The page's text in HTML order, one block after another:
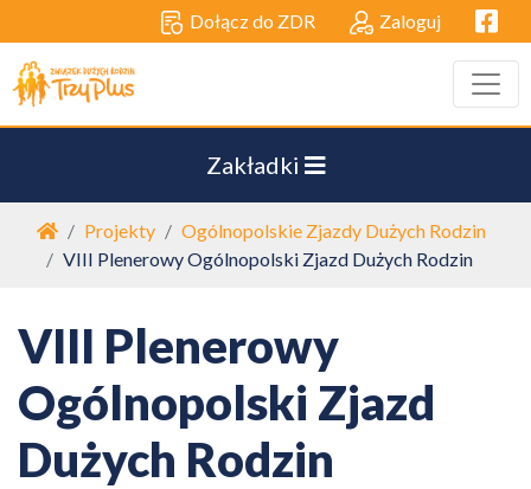
Dołącz do ZDR Zaloguj
Zakładki
Strona główna
Projekty
Ogólnopolskie Zjazdy Dużych Rodzin
VIII Plenerowy Ogólnopolski Zjazd Dużych Rodzin
VIII Plenerowy
Ogólnopolski Zjazd
Dużych Rodzin